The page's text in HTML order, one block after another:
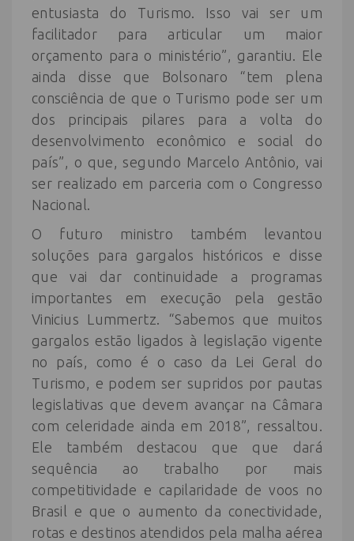
entusiasta do Turismo. Isso vai ser um
facilitador para articular um maior
orçamento para o ministério”, garantiu. Ele
ainda disse que Bolsonaro “tem plena
consciência de que o Turismo pode ser um
dos principais pilares para a volta do
desenvolvimento econômico e social do
país”, o que, segundo Marcelo Antônio, vai
ser realizado em parceria com o Congresso
Nacional.
O futuro ministro também levantou
soluções para gargalos históricos e disse
que vai dar continuidade a programas
importantes em execução pela gestão
Vinicius Lummertz. “Sabemos que muitos
gargalos estão ligados à legislação vigente
no país, como é o caso da Lei Geral do
Turismo, e podem ser supridos por pautas
legislativas que devem avançar na Câmara
com celeridade ainda em 2018”, ressaltou.
Ele também destacou que que dará
sequência ao trabalho por mais
competitividade e capilaridade de voos no
Brasil e que o aumento da conectividade,
rotas e destinos atendidos pela malha aérea